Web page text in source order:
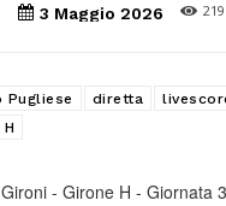
3 Maggio 2026
Pugliese diretta